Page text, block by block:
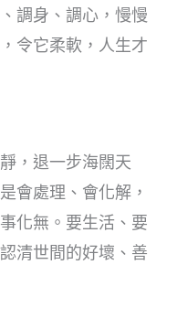
調身、調心，慢慢
令它柔軟，人生才
，退一步海闊天
會處理、會化解，
化無。要生活、要
清世間的好壞、善